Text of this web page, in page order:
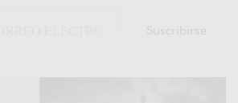
Suscribirse